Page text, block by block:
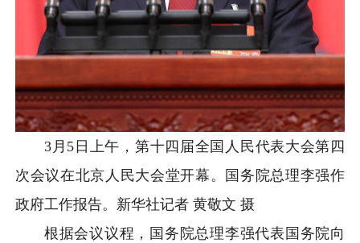
3月5日上午，第十四届全国人民代表大会第四
次会议在北京人民大会堂开幕。国务院总理李强作
政府工作报告。新华社记者 黄敬文 摄
根据会议议程，国务院总理李强代表国务院向